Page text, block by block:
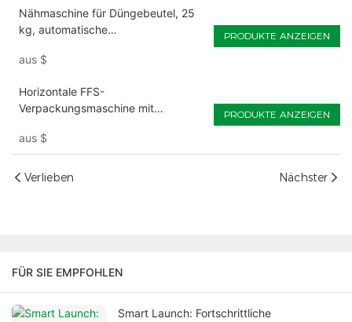
Nähmaschine für Düngebeutel, 25
kg, automatische
aus $
PRODUKTE ANZEIGEN
Horizontale FFS-
Verpackungsmaschine mit
Füllen und Verschließen
aus $
PRODUKTE ANZEIGEN
Verlieben Nächster
FÜR SIE EMPFOHLEN
Smart Launch: Fortschrittliche